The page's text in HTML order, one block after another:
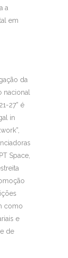
a
em
da
27”​ é
in
Space,
como
e
de